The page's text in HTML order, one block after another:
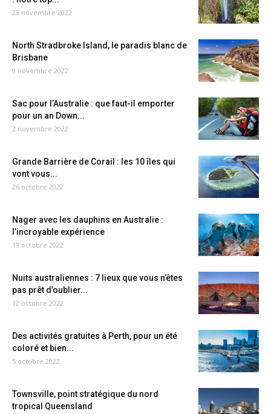
23 novembre 2022
North Stradbroke Island, le paradis blanc de
Brisbane
9 novembre 2022
Sac pour l’Australie : que faut-il emporter
pour un an Down...
2 novembre 2022
Grande Barrière de Corail : les 10 îles qui
vont vous...
26 octobre 2022
Nager avec les dauphins en Australie :
l’incroyable expérience
19 octobre 2022
Nuits australiennes : 7 lieux que vous n’êtes
pas prêt d’oublier...
12 octobre 2022
Des activités gratuites à Perth, pour un été
coloré et bien...
5 octobre 2022
Townsville, point stratégique du nord
tropical Queensland